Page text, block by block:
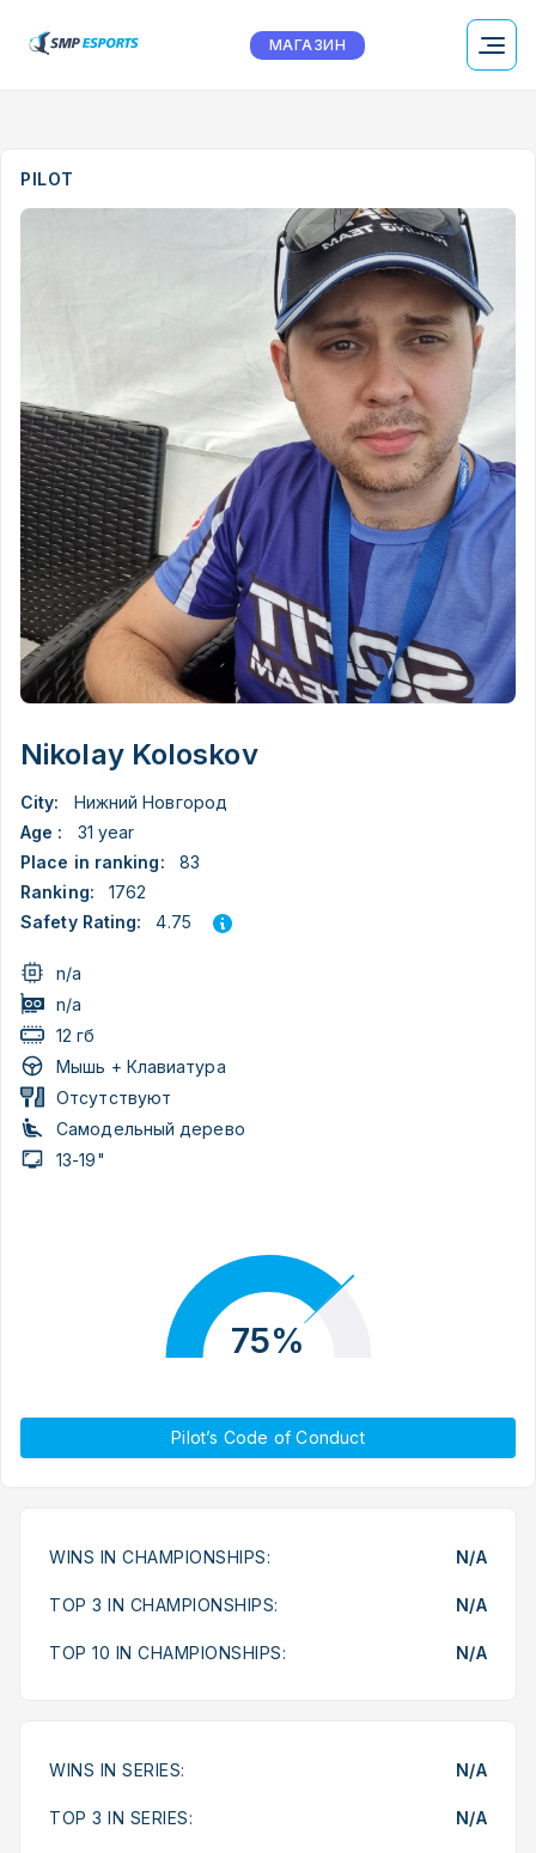
МАГАЗИН
PILOT
Nikolay Koloskov
City:
Нижний Новгород
Age :
31 year
Place in ranking:
83
Ranking:
1762
Safety Rating:
4.75
n/a
n/a
12 гб
Мышь + Клавиатура
Отсутствуют
Самодельный дерево
13-19"
75%
Pilot’s Code of Conduct
WINS IN CHAMPIONSHIPS: N/A
TOP 3 IN CHAMPIONSHIPS: N/A
TOP 10 IN CHAMPIONSHIPS: N/A
WINS IN SERIES: N/A
TOP 3 IN SERIES: N/A